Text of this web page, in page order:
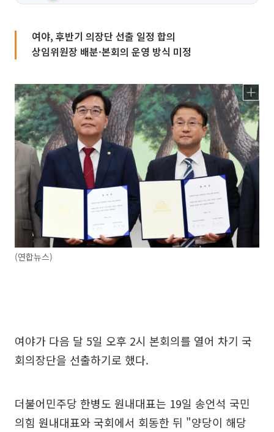
여야, 후반기 의장단 선출 일정 합의
상임위원장 배분·본회의 운영 방식 미정
(연합뉴스)
여야가 다음 달 5일 오후 2시 본회의를 열어 차기 국
회의장단을 선출하기로 했다.
더불어민주당 한병도 원내대표는 19일 송언석 국민
의힘 원내대표와 국회에서 회동한 뒤 "양당이 해당